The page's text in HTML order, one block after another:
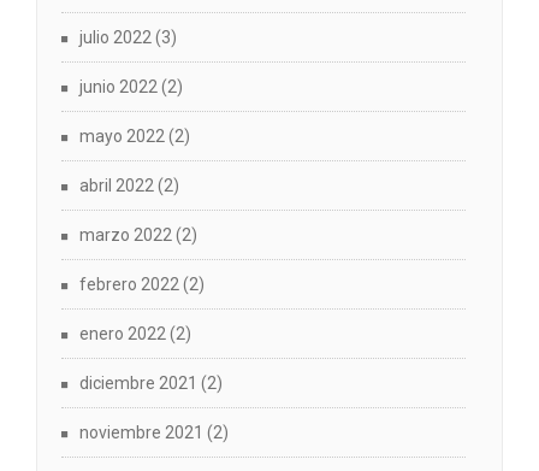
julio 2022(3)
junio 2022(2)
mayo 2022(2)
abril 2022(2)
marzo 2022(2)
febrero 2022(2)
enero 2022(2)
diciembre 2021 (2)
noviembre 2021 (2)